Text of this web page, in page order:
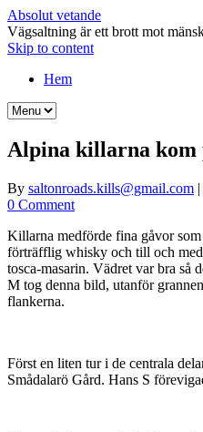
Absolut vetande
Vägsaltning är ett brott mot
Skip to content
Hem
Alpina killarna kom
By saltonroads.kills@gmail.com |
0 Comment
Killarna medförde fina gåvor
förträfflig whisky och till och
tosca-masarin. Vädret var bra så
M tog denna bild, utanför
flankerna.
Först en liten tur i de centrala
Smådalarö Gård. Hans S